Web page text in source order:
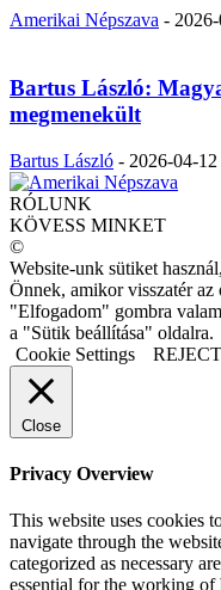
Amerikai Népszava -
Bartus László:
megmenekült
Bartus László - 2026-04-12
RÓLUNK
KÖVESS MINKET
©
Website-unk sütiket
Önnek, amikor visszatér
"Elfogadom" gombra
a "Sütik beállítása" oldalra.
Cookie Settings
Close
Privacy Overview
This website uses cookies
navigate through the
categorized as necessary
essential for the working